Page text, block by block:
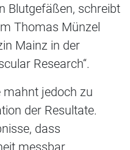
Blutgefäßen, schreibt
Thomas Münzel
Mainz in der
Research“.
mahnt jedoch zu
der Resultate.
dass
messbar